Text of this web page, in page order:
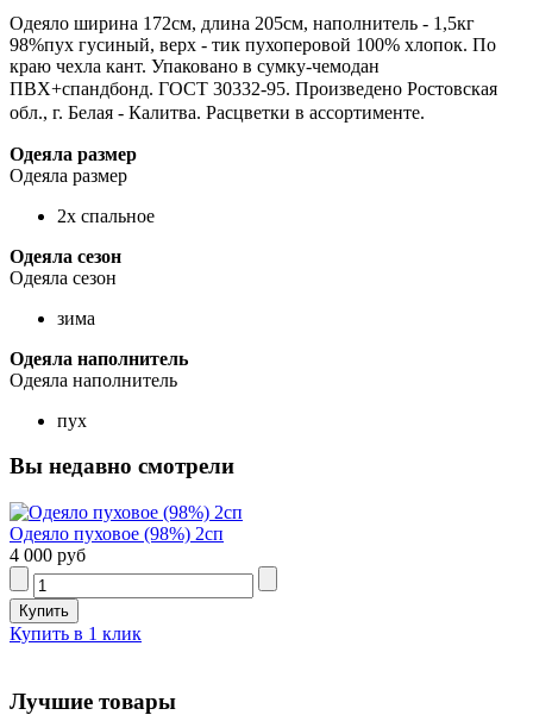
Одеяло ширина 172см, длина 205см, наполнитель - 1,5кг
98%пух гусиный, верх - тик пухоперовой 100% хлопок. По
краю чехла кант. Упаковано в сумку-чемодан
ПВХ+спандбонд. ГОСТ 30332-95. Произведено Ростовская
обл., г. Белая - Калитва. Расцветки в ассортименте.
Одеяла размер
Одеяла размер
2х спальное
Одеяла сезон
Одеяла сезон
зима
Одеяла наполнитель
Одеяла наполнитель
пух
Вы недавно смотрели
Одеяло пуховое (98%) 2сп
4 000 руб
Купить в 1 клик
Лучшие товары